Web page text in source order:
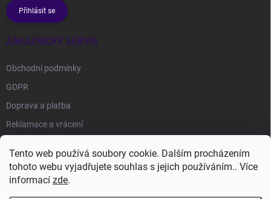
Tento web používá soubory cookie. Dalším procházením
tohoto webu vyjadřujete souhlas s jejich používáním.. Více
informací zde.
Přihlásit se
ZÁKAZNICKÝ SERVIS
Obchodní podmínky
GDPR
Doprava a platba
Reklamace a vrácení
FACEBOOK